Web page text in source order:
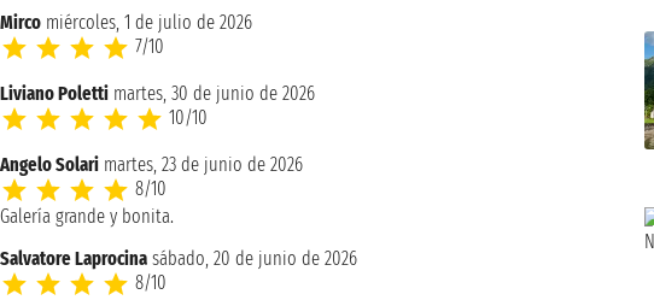
Mirco miércoles, 1 de julio de 2026
7/10
Liviano Poletti martes, 30 de junio de 2026
10/10
Angelo Solari martes, 23 de junio de 2026
8/10
Galería grande y bonita.
Salvatore Laprocina sábado, 20 de junio de 2026
8/10